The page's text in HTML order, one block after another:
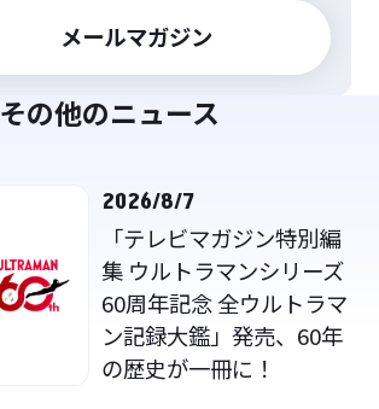
メールマガジン
その他のニュース
2026/8/7
「テレビマガジン特別編
集 ウルトラマンシリーズ
60周年記念 全ウルトラマ
ン記録大鑑」発売、60年
の歴史が一冊に！